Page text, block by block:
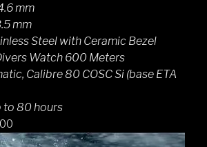
mm
mm
Steel with Ceramic Bezel
Watch 600 Meters
Calibre 80 COSC Si (base ETA
to 80 hours